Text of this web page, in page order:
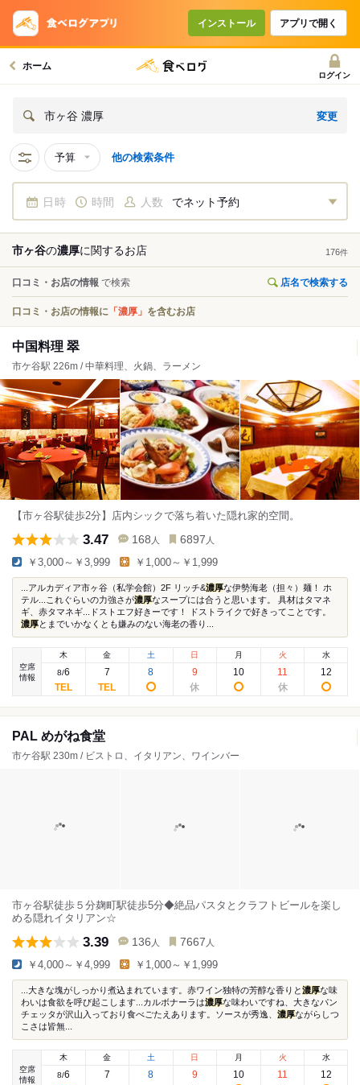
インストール アプリで開く
ホーム
ログイン
市ヶ谷 濃厚 変更
予算 他の検索条件
日時 時間 人数 でネット予約
市ヶ谷の濃厚に関するお店 176件
口コミ・お店の情報 で検索 店名で検索する
口コミ・お店の情報に 「濃厚」 を含むお店
中国料理 翠
市ケ谷駅 226m / 中華料理、火鍋、ラーメン
【市ヶ谷駅徒歩2分】店内シックで落ち着いた隠れ家的空間。
3.47 168 人 6897 人
￥3,000～￥3,999 ￥1,000～￥1,999
...アルカディア市ヶ谷（私学会館）2F リッチ&濃厚な伊勢海老（担々）麺！ ホ
テル...これぐらいの力強さが濃厚なスープには合うと思います。 具材はタマネ
ギ、赤タマネギ...ドストエフ好きーです！ ドストライクで好きってことです。
濃厚とまでいかなくとも嫌みのない海老の香り...
空席
情報
木
8/6
金
7
土
8
日
9
月
10
火
11
水
12
PAL めがね食堂
市ケ谷駅 230m / ビストロ、イタリアン、ワインバー
市ヶ谷駅徒歩５分麹町駅徒歩5分◆絶品パスタとクラフトビールを楽し
める隠れイタリアン☆
3.39 136 人 7667 人
￥4,000～￥4,999 ￥1,000～￥1,999
...大きな塊がしっかり煮込まれています。赤ワイン独特の芳醇な香りと濃厚な味
わいは食欲を呼び起こします...カルボナーラは濃厚な味わいですね、大きなパン
チェッタが沢山入っており食べごたえあります。ソースが秀逸、 濃厚ながらしつ
こさは皆無...
空席
情報
木
8/6
金
7
土
8
日
9
月
10
火
11
水
12